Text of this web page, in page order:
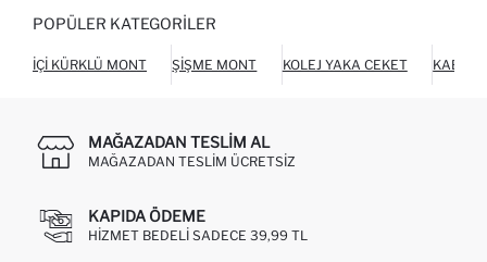
POPÜLER KATEGORILER
İÇI KÜRKLÜ MONT ŞIŞME MONT KOLEJ YAKA CEKET KABAN
MAĞAZADAN TESLIM AL
MAĞAZADAN TESLIM ÜCRETSIZ
KAPIDA ÖDEME
HIZMET BEDELI SADECE 39,99 TL